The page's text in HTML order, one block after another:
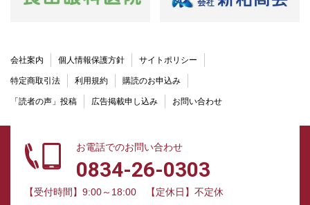
会社案内 個人情報保護方針 サイトポリシー
特定商取引法 利用規約 購読のお申込み
「読者の声」投稿 広告掲載申し込み お問い合わせ
お電話でのお問い合わせ
0834-26-0303
【受付時間】9:00～18:00 【定休日】不定休